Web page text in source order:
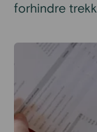
forhindre